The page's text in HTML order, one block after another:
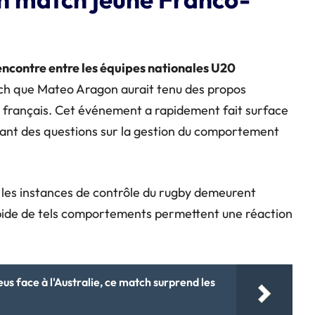
entre les équipes nationales U20
que Mateo Aragon aurait tenu des propos
Cet événement a rapidement fait surface
des questions sur la gestion du comportement
instances de contrôle du rugby demeurent
de tels comportements permettent une réaction
face à l'Australie, ce match surprend les